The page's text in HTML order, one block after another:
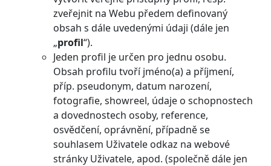
zveřejnit na Webu předem definovaný
obsah s dále uvedenými údaji (dále jen
„profil“).
Jeden profil je určen pro jednu osobu.
Obsah profilu tvoří jméno(a) a příjmení,
příp. pseudonym, datum narození,
fotografie, showreel, údaje o schopnostech
a dovednostech osoby, reference,
osvědčení, oprávnění, případně se
souhlasem Uživatele odkaz na webové
stránky Uživatele, apod. (společně dále jen